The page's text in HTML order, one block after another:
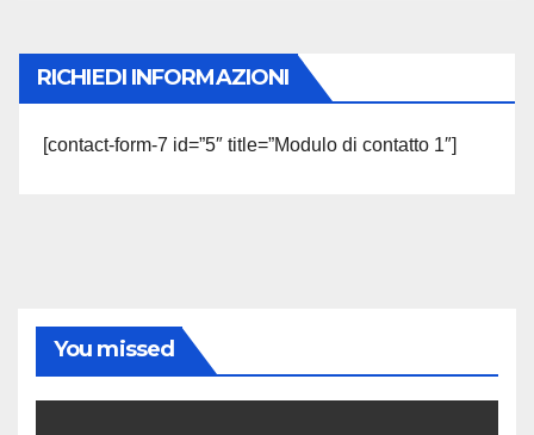
RICHIEDI INFORMAZIONI
[contact-form-7 id=”5″ title=”Modulo di contatto 1″]
You missed